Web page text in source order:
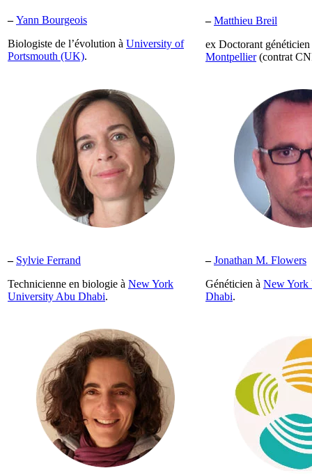
– Yann Bourgeois
Biologiste de l’évolution à University of
Portsmouth (UK).
– Matthieu Breil
ex Doctorant généticien
Montpellier(contrat
– Sylvie Ferrand
Technicienne en biologie à New York
University Abu Dhabi.
– Jonathan M. Flowers
Généticien à New York
Dhabi.